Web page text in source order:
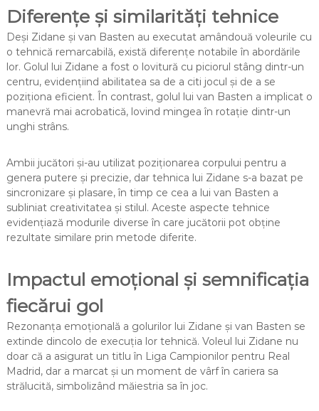
Diferențe și similarități tehnice
Deși Zidane și van Basten au executat amândouă voleurile cu
o tehnică remarcabilă, există diferențe notabile în abordările
lor. Golul lui Zidane a fost o lovitură cu piciorul stâng dintr-un
centru, evidențiind abilitatea sa de a citi jocul și de a se
poziționa eficient. În contrast, golul lui van Basten a implicat o
manevră mai acrobatică, lovind mingea în rotație dintr-un
unghi strâns.
Ambii jucători și-au utilizat poziționarea corpului pentru a
genera putere și precizie, dar tehnica lui Zidane s-a bazat pe
sincronizare și plasare, în timp ce cea a lui van Basten a
subliniat creativitatea și stilul. Aceste aspecte tehnice
evidențiază modurile diverse în care jucătorii pot obține
rezultate similare prin metode diferite.
Impactul emoțional și semnificația
fiecărui gol
Rezonanța emoțională a golurilor lui Zidane și van Basten se
extinde dincolo de execuția lor tehnică. Voleul lui Zidane nu
doar că a asigurat un titlu în Liga Campionilor pentru Real
Madrid, dar a marcat și un moment de vârf în cariera sa
strălucită, simbolizând măiestria sa în joc.